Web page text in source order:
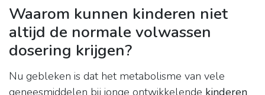
Waarom kunnen kinderen niet
altijd de normale volwassen
dosering krijgen?
Nu gebleken is dat het metabolisme van vele
geneesmiddelen bij jonge ontwikkelende kinderen